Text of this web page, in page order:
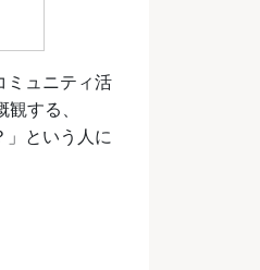
ミュニティ活
する、
という人に